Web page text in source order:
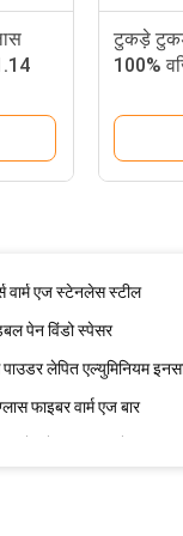
टुकड़े
100%
वर्जिन राल सुरक्षित रूप से
ब्यूटिरल इंटरलेयर
ग्लेज़िंग स्ट्रक्चरल
6A 27A
पेन विंडो स्पेसर
फाइबर वार्म एज बार
स्टेनलेस स्टील सीधे